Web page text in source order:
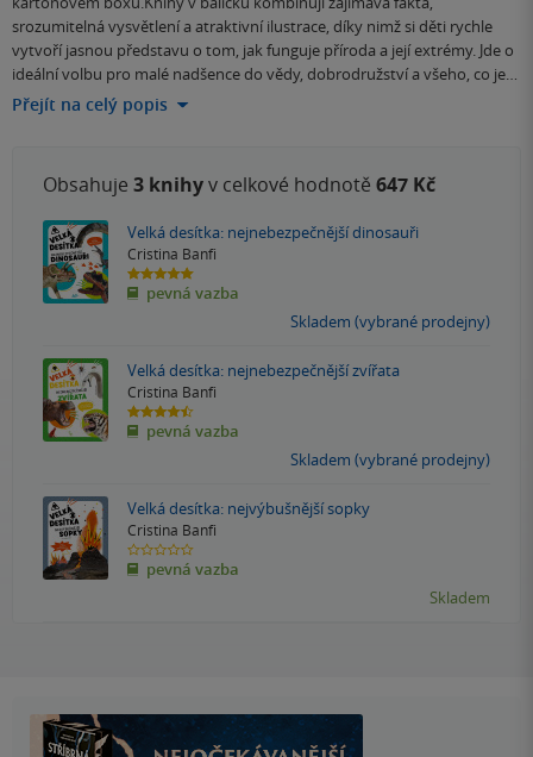
srozumitelná vysvětlení a atraktivní ilustrace, díky nimž si děti rychle
vytvoří jasnou představu o tom, jak funguje příroda a její extrémy. Jde o
ideální volbu pro malé nadšence do vědy, dobrodružství a všeho, co je…
Přejít na celý popis
Obsahuje 3 knihyv celkové hodnotě 647 Kč
Velká desítka: nejnebezpečnější dinosauři
Cristina Banfi
5.0
z
pevná vazba
Skladem (vybrané prodejny)
Velká desítka: nejnebezpečnější zvířata
Cristina Banfi
4.5
z
pevná vazba
Skladem (vybrané prodejny)
Velká desítka: nejvýbušnější sopky
Cristina Banfi
0.0
z
pevná vazba
Skladem